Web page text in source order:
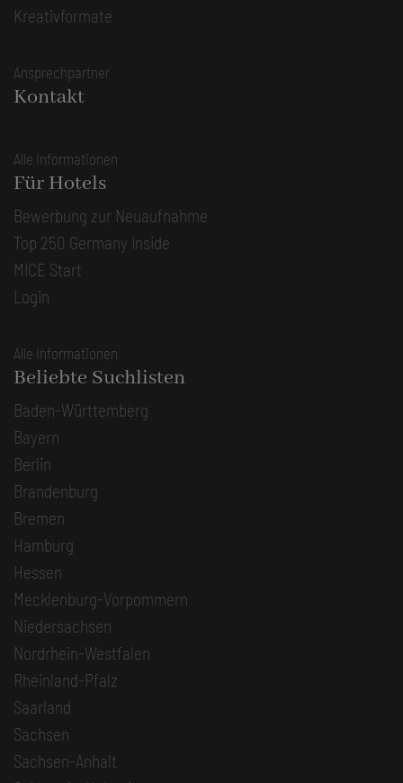
Kreativformate
Ansprechpartner
Kontakt
Alle Informationen
Für Hotels
Bewerbung zur Neuaufnahme
Top 250 Germany Inside
MICE Start
Login
Alle Informationen
Beliebte Suchlisten
Baden-Württemberg
Bayern
Berlin
Brandenburg
Bremen
Hamburg
Hessen
Mecklenburg-Vorpommern
Niedersachsen
Nordrhein-Westfalen
Rheinland-Pfalz
Saarland
Sachsen
Sachsen-Anhalt